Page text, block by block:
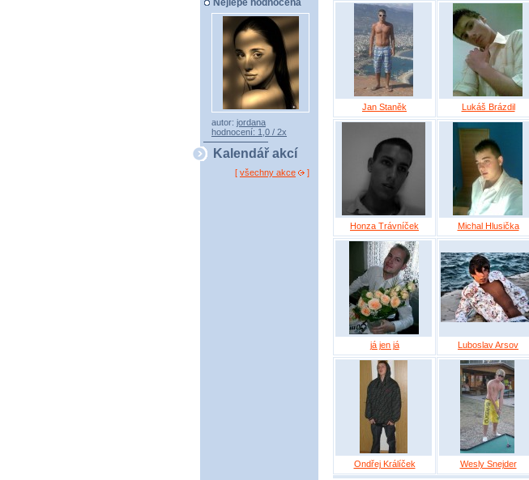
Nejlépe hodnocená
autor: jordana
hodnocení: 1,0 / 2x
Kalendář akcí
[ všechny akce ]
Jan Staněk Lukáš Brázdil
Honza Trávníček Michal Hlusička
já jen já Luboslav Arsov
Ondřej Králíček Wesly Snejder